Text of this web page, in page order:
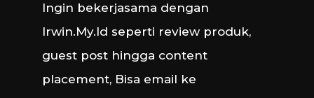
Ingin bekerjasama dengan
Irwin.My.Id seperti review produk,
guest post hingga content
placement, Bisa email ke